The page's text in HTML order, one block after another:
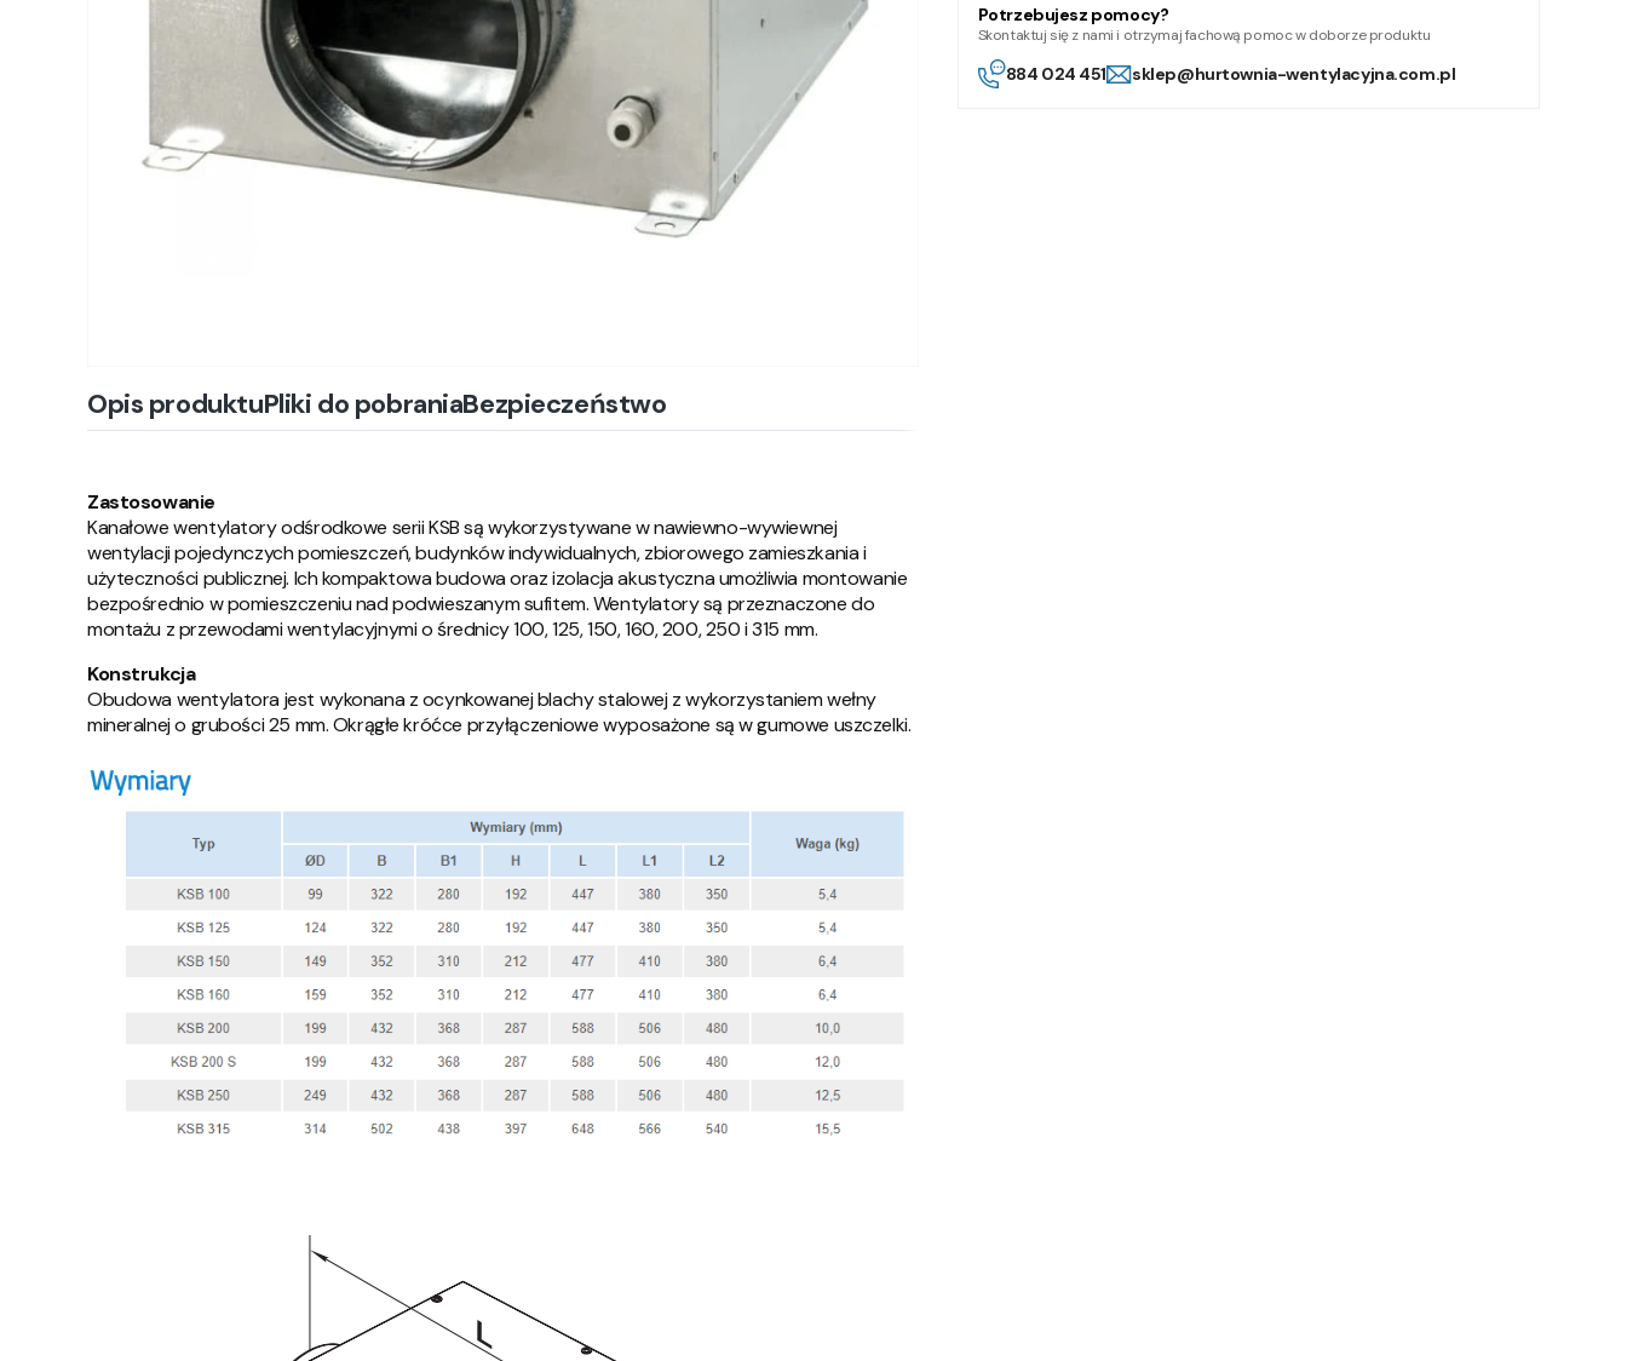
Opis produktuPliki do pobraniaBezpieczeństwo
Zastosowanie
Kanałowe wentylatory odśrodkowe serii KSB są wykorzystywane w nawiewno-wywiewnej
wentylacji pojedynczych pomieszczeń, budynków indywidualnych, zbiorowego zamieszkania i
użyteczności publicznej. Ich kompaktowa budowa oraz izolacja akustyczna umożliwia montowanie
bezpośrednio w pomieszczeniu nad podwieszanym sufitem. Wentylatory są przeznaczone do
montażu z przewodami wentylacyjnymi o średnicy 100, 125, 150, 160, 200, 250 i 315 mm.
Konstrukcja
Obudowa wentylatora jest wykonana z ocynkowanej blachy stalowej z wykorzystaniem wełny
mineralnej o grubości 25 mm. Okrągłe króćce przyłączeniowe wyposażone są w gumowe uszczelki.
Potrzebujesz pomocy?
Skontaktuj się z nami i otrzymaj fachową pomoc w doborze produktu
884 024 451 sklep@hurtownia-wentylacyjna.com.pl